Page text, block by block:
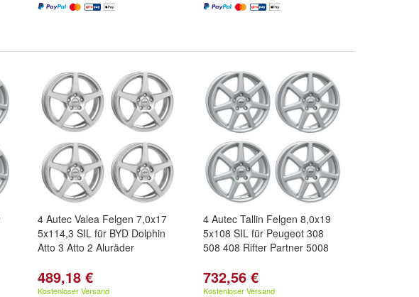
4 Autec Valea Felgen 7,0x17
5x114,3 SIL für BYD Dolphin
Atto 3 Atto 2 Aluräder
489,18 €
Kostenloser Versand
4 Autec Tallin Felgen 8,0x19
5x108 SIL für Peugeot 308
508 408 Rifter Partner 5008
732,56 €
Kostenloser Versand